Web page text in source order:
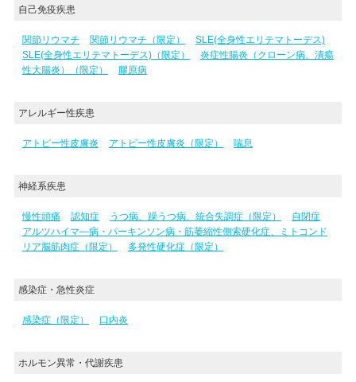
自己免疫疾患
関節リウマチ 関節リウマチ（限定）
SLE(全身性エリテマトーデス)
SLE(全身性エリテマトーデス)（限定）
炎症性腸炎（クローン病、潰瘍
性大腸炎）（限定）
膠原病
アレルギー性疾患
アトピー性皮膚炎 アトピー性皮膚炎（限定） 喘息
神経系疾患
慢性頭痛 認知症 うつ病、躁うつ病、統合失調症（限定）
自閉症
アルツハイマ―病・パーキンソン病・筋萎縮性側索硬化症、ミトコンド
リア脳筋肉症（限定）
多発性硬化症（限定）
感染症・急性炎症
感染症（限定） 口内炎
ホルモン異常・代謝疾患